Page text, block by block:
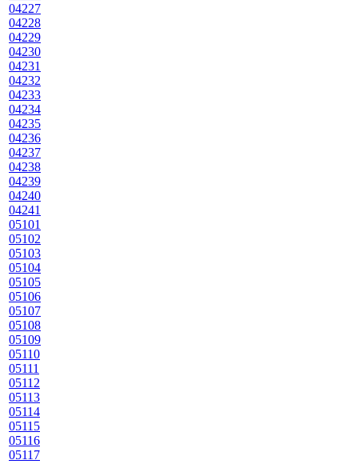
04227
04228
04229
04230
04231
04232
04233
04234
04235
04236
04237
04238
04239
04240
04241
05101
05102
05103
05104
05105
05106
05107
05108
05109
05110
05111
05112
05113
05114
05115
05116
05117